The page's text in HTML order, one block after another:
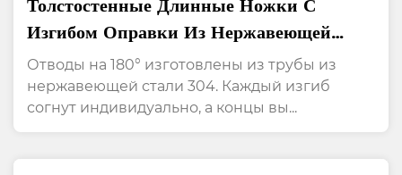
Толстостенные Длинные Ножки С
Изгибом Оправки Из Нержавеющей
Стали На 180 Градусов
Отводы на 180° изготовлены из трубы из
нержавеющей стали 304. Каждый изгиб
согнут индивидуально, а концы вы...